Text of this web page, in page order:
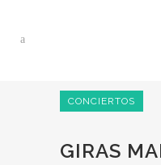
CONCIERTOS
GIRAS